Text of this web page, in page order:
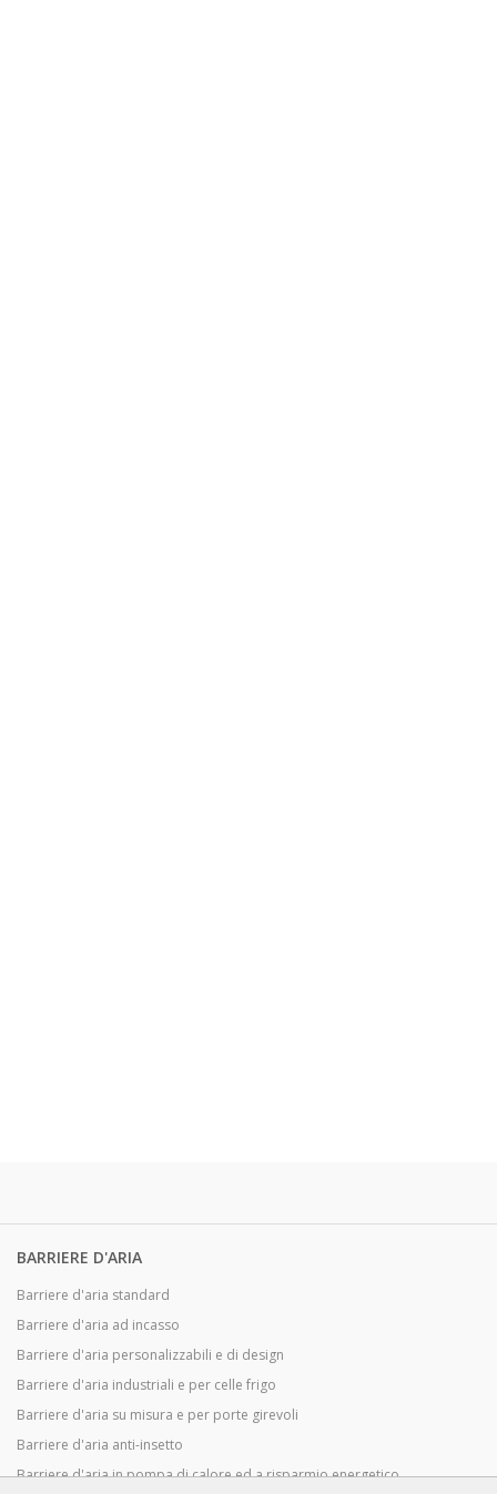
BARRIERE D'ARIA
Barriere d'aria standard
Barriere d'aria ad incasso
Barriere d'aria personalizzabili e di design
Barriere d'aria industriali e per celle frigo
Barriere d'aria su misura e per porte girevoli
Barriere d'aria anti-insetto
Barriere d'aria in pompa di calore ed a risparmio energetico